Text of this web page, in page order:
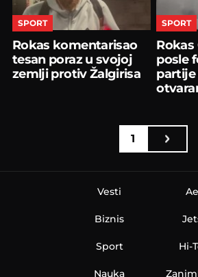
SPORT
Rokas komentarisao
tesan poraz u svojoj
zemlji protiv Žalgirisa
SPORT
Rokas
posle
partije
1
Vesti
Biznis
Sport
Nauka
Hi-